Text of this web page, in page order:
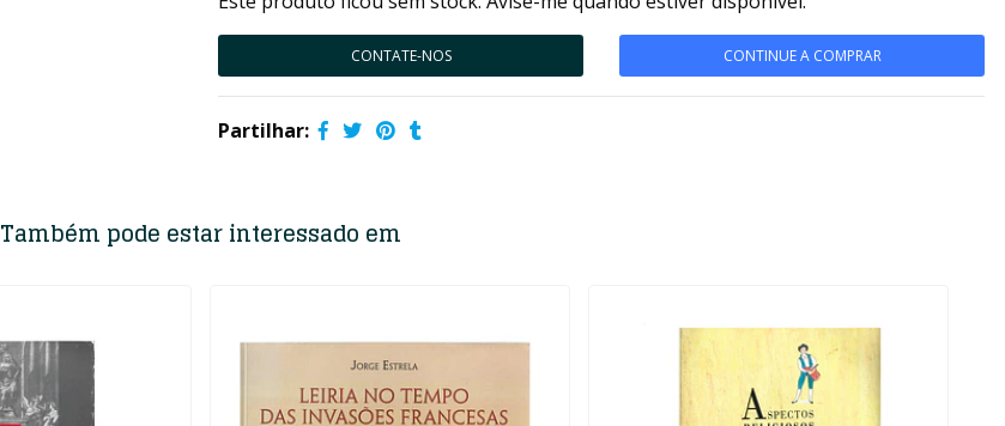
CONTATE-NOS CONTINUE A COMPRAR
Partilhar:
Também pode estar interessado em